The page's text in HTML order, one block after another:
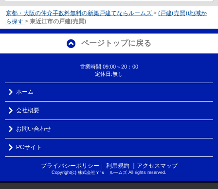
京都・大阪の仲介手数料無料の新築戸建てならルームズ > (戸建(売買))地域か
ら探す > 東近江市の戸建(売買)
ページトップに戻る
営業時間:09:00～20：00
定休日:無し
ホーム
会社概要
お問い合わせ
PCサイト
プライバシーポリシー ｜ 利用規約 ｜アクセスマップ
Copyright(c) 株式会社Ｙ‘ｓ ルームズ All rights reserved.